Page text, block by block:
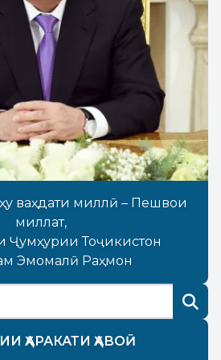
ваҳдати миллӣ – Пешвои
миллат,
Ҷумҳурии Тоҷикистон
Эмомалӣ Раҳмон
ҲАРАКАТИ ҲАВОӢ